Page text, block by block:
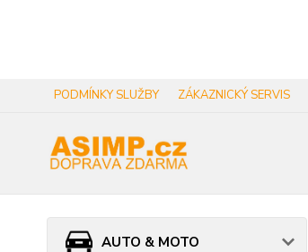
PODMÍNKY SLUŽBY ZÁKAZNICKÝ SERVIS
AUTO & MOTO